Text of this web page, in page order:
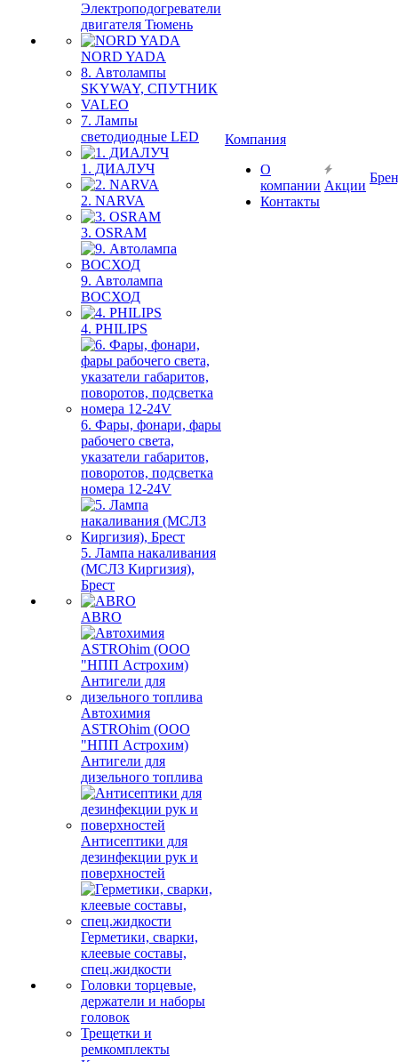
Электроподогреватели
двигателя Тюмень
NORD YADA
8. Автолампы
SKYWAY, СПУТНИК
VALEO
7. Лампы
светодиодные LED
1. ДИАЛУЧ
2. NARVA
3. OSRAM
9. Автолампа
ВОСХОД
4. PHILIPS
6. Фары, фонари, фары
рабочего света,
указатели габаритов,
поворотов, подсветка
номера 12-24V
5. Лампа накаливания
(МСЛЗ Киргизия),
Брест
ABRO
Автохимия
ASTROhim (ООО
"НПП Астрохим)
Антигели для
дизельного топлива
Антисептики для
дезинфекции рук и
поверхностей
Герметики, сварки,
клеевые составы,
спец.жидкости
Головки торцевые,
держатели и наборы
головок
Трещетки и
ремкомплекты
Компания
О
компании
Контакты
Акции